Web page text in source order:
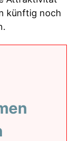
künftig noch